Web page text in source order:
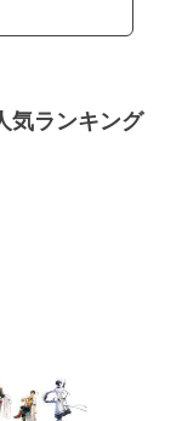
気ランキング